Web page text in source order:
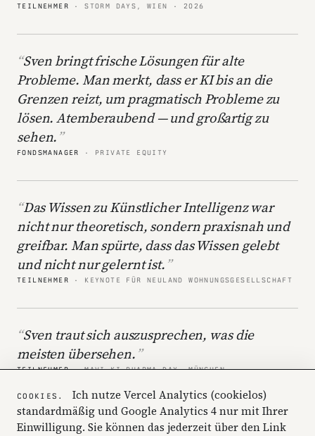
TEILNEHMER · STORM DAYS, WIEN · 2026
Sven bringt frische Lösungen für alte
Probleme. Man merkt, dass er KI bis an die
Grenzen reizt, um pragmatisch Probleme zu
lösen. Atemberaubend — und großartig zu
sehen.
FONDSMANAGER · PRIVATE EQUITY
Das Wissen zu Künstlicher Intelligenz war
nicht nur theoretisch, sondern praxisnah und
greifbar. Man spürte, dass das Wissen gelebt
und nicht nur gelernt ist.
TEILNEHMER · KEYNOTE FÜR NEULAND WOHNUNGSGESELLSCHAFT
Sven traut sich auszusprechen, was die
meisten übersehen.
TEILNEHMER· MAVI KI PHARMA DAY, MÜNCHEN
Mir ist klar geworden, dass wir das alle hören
COOKIES.
Ich nutze Vercel Analytics (cookielos)
standardmäßig und Google Analytics 4 nur mit Ihrer
Einwilligung. Sie können das jederzeit über den Link